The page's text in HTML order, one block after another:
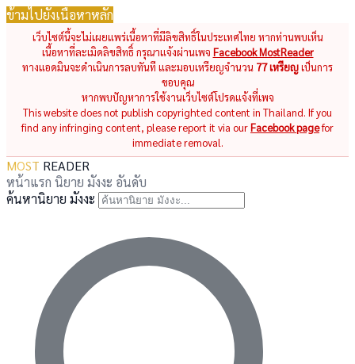
ข้ามไปยังเนื้อหาหลัก
เว็บไซต์นี้จะไม่เผยแพร่เนื้อหาที่มีลิขสิทธิ์ในประเทศไทย หากท่านพบเห็น
เนื้อหาที่ละเมิดลิขสิทธิ์ กรุณาแจ้งผ่านเพจ Facebook MostReader
ทางแอดมินจะดำเนินการลบทันที และมอบเหรียญจำนวน 77 เหรียญเป็นการ
ขอบคุณ
หากพบปัญหาการใช้งานเว็บไซต์โปรดแจ้งที่เพจ
This website does not publish copyrighted content in Thailand. If you
find any infringing content, please report it via ourFacebook pagefor
immediate removal.
MOST READER
หน้าแรก นิยาย มังงะ อันดับ
ค้นหานิยาย มังงะ